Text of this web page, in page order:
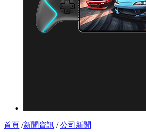
首頁 /新聞資訊 /公司新聞